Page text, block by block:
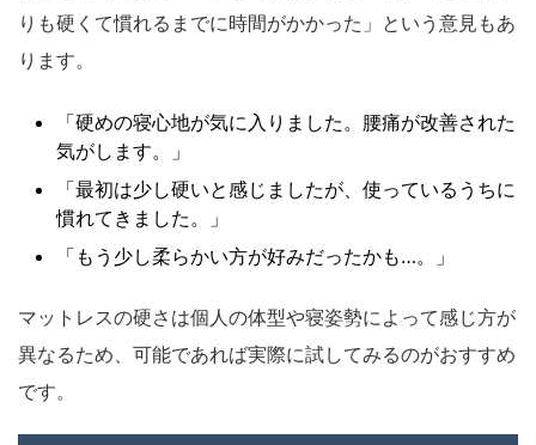
りも硬くて慣れるまでに時間がかかった」という意見もあ
ります。
「硬めの寝心地が気に入りました。腰痛が改善された
気がします。」
「最初は少し硬いと感じましたが、使っているうちに
慣れてきました。」
「もう少し柔らかい方が好みだったかも…。」
マットレスの硬さは個人の体型や寝姿勢によって感じ方が
異なるため、可能であれば実際に試してみるのがおすすめ
です。